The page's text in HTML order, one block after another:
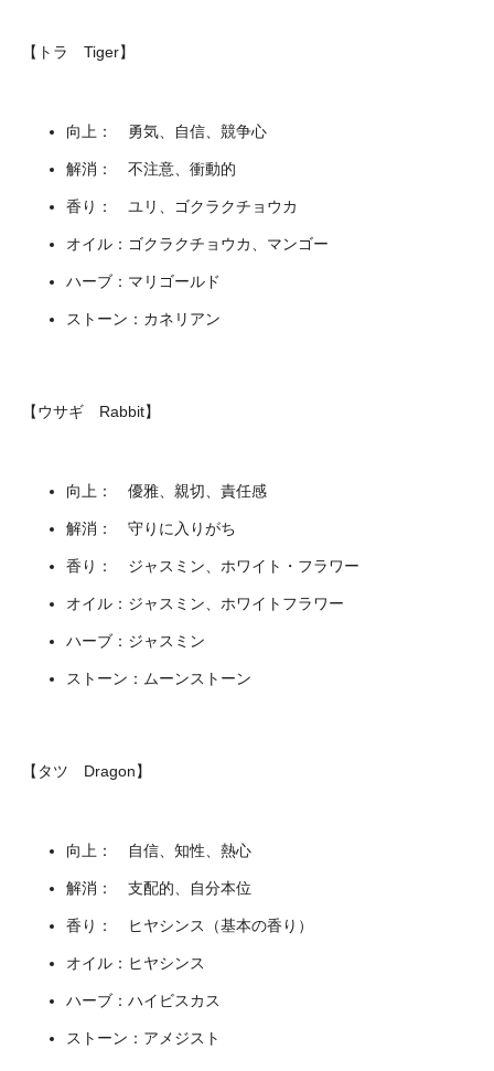
【トラ Tiger】
向上： 勇気、自信、競争心
解消： 不注意、衝動的
香り： ユリ、ゴクラクチョウカ
オイル：ゴクラクチョウカ、マンゴー
ハーブ：マリゴールド
ストーン：カネリアン
【ウサギ Rabbit】
向上： 優雅、親切、責任感
解消： 守りに入りがち
香り： ジャスミン、ホワイト・フラワー
オイル：ジャスミン、ホワイトフラワー
ハーブ：ジャスミン
ストーン：ムーンストーン
【タツ Dragon】
向上： 自信、知性、熱心
解消： 支配的、自分本位
香り： ヒヤシンス（基本の香り）
オイル：ヒヤシンス
ハーブ：ハイビスカス
ストーン：アメジスト